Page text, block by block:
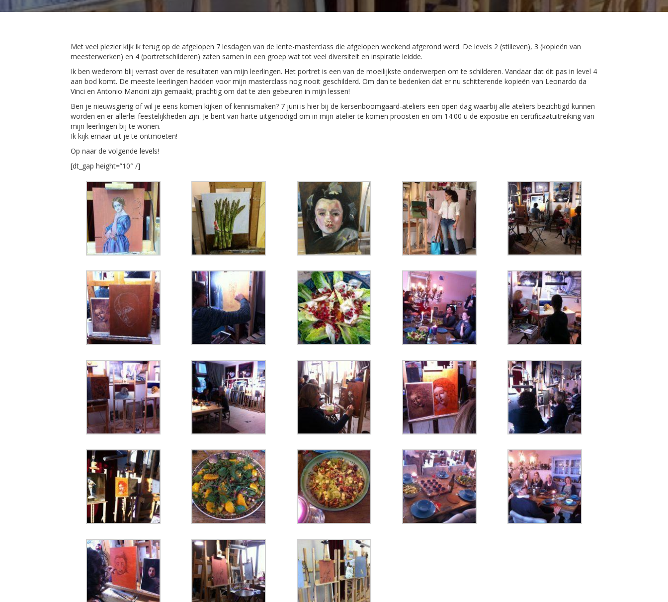
Met veel plezier kijk ik terug op de afgelopen 7 lesdagen van de lente-masterclass die afgelopen weekend afgerond werd. De levels 2 (stilleven), 3 (kopieën van
meesterwerken) en 4 (portretschilderen) zaten samen in een groep wat tot veel diversiteit en inspiratie leidde.
Ik ben wederom blij verrast over de resultaten van mijn leerlingen. Het portret is een van de moeilijkste onderwerpen om te schilderen. Vandaar dat dit pas in level 4
aan bod komt. De meeste leerlingen hadden voor mijn masterclass nog nooit geschilderd. Om dan te bedenken dat er nu schitterende kopieën van Leonardo da
Vinci en Antonio Mancini zijn gemaakt; prachtig om dat te zien gebeuren in mijn lessen!
Ben je nieuwsgierig of wil je eens komen kijken of kennismaken? 7 juni is hier bij de kersenboomgaard-ateliers een open dag waarbij alle ateliers bezichtigd kunnen
worden en er allerlei feestelijkheden zijn. Je bent van harte uitgenodigd om in mijn atelier te komen proosten en om 14:00 u de expositie en certificaatuitreiking van
mijn leerlingen bij te wonen.
Ik kijk ernaar uit je te ontmoeten!
Op naar de volgende levels!
[dt_gap height=”10″ /]